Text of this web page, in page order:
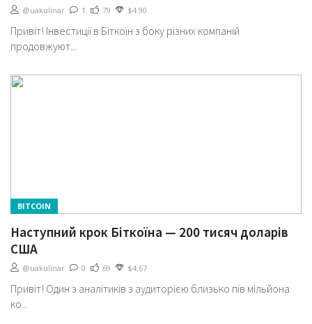
@uakulinar 1 79 $4.90
Привіт! Інвестиції в Біткоїн з боку різних компаній
продовжуют...
BITCOIN
Наступний крок Біткоїна — 200 тисяч доларів
США
@uakulinar 0 69 $4.67
Привіт! Один з аналітиків з аудиторією близько пів мільйона
ко...